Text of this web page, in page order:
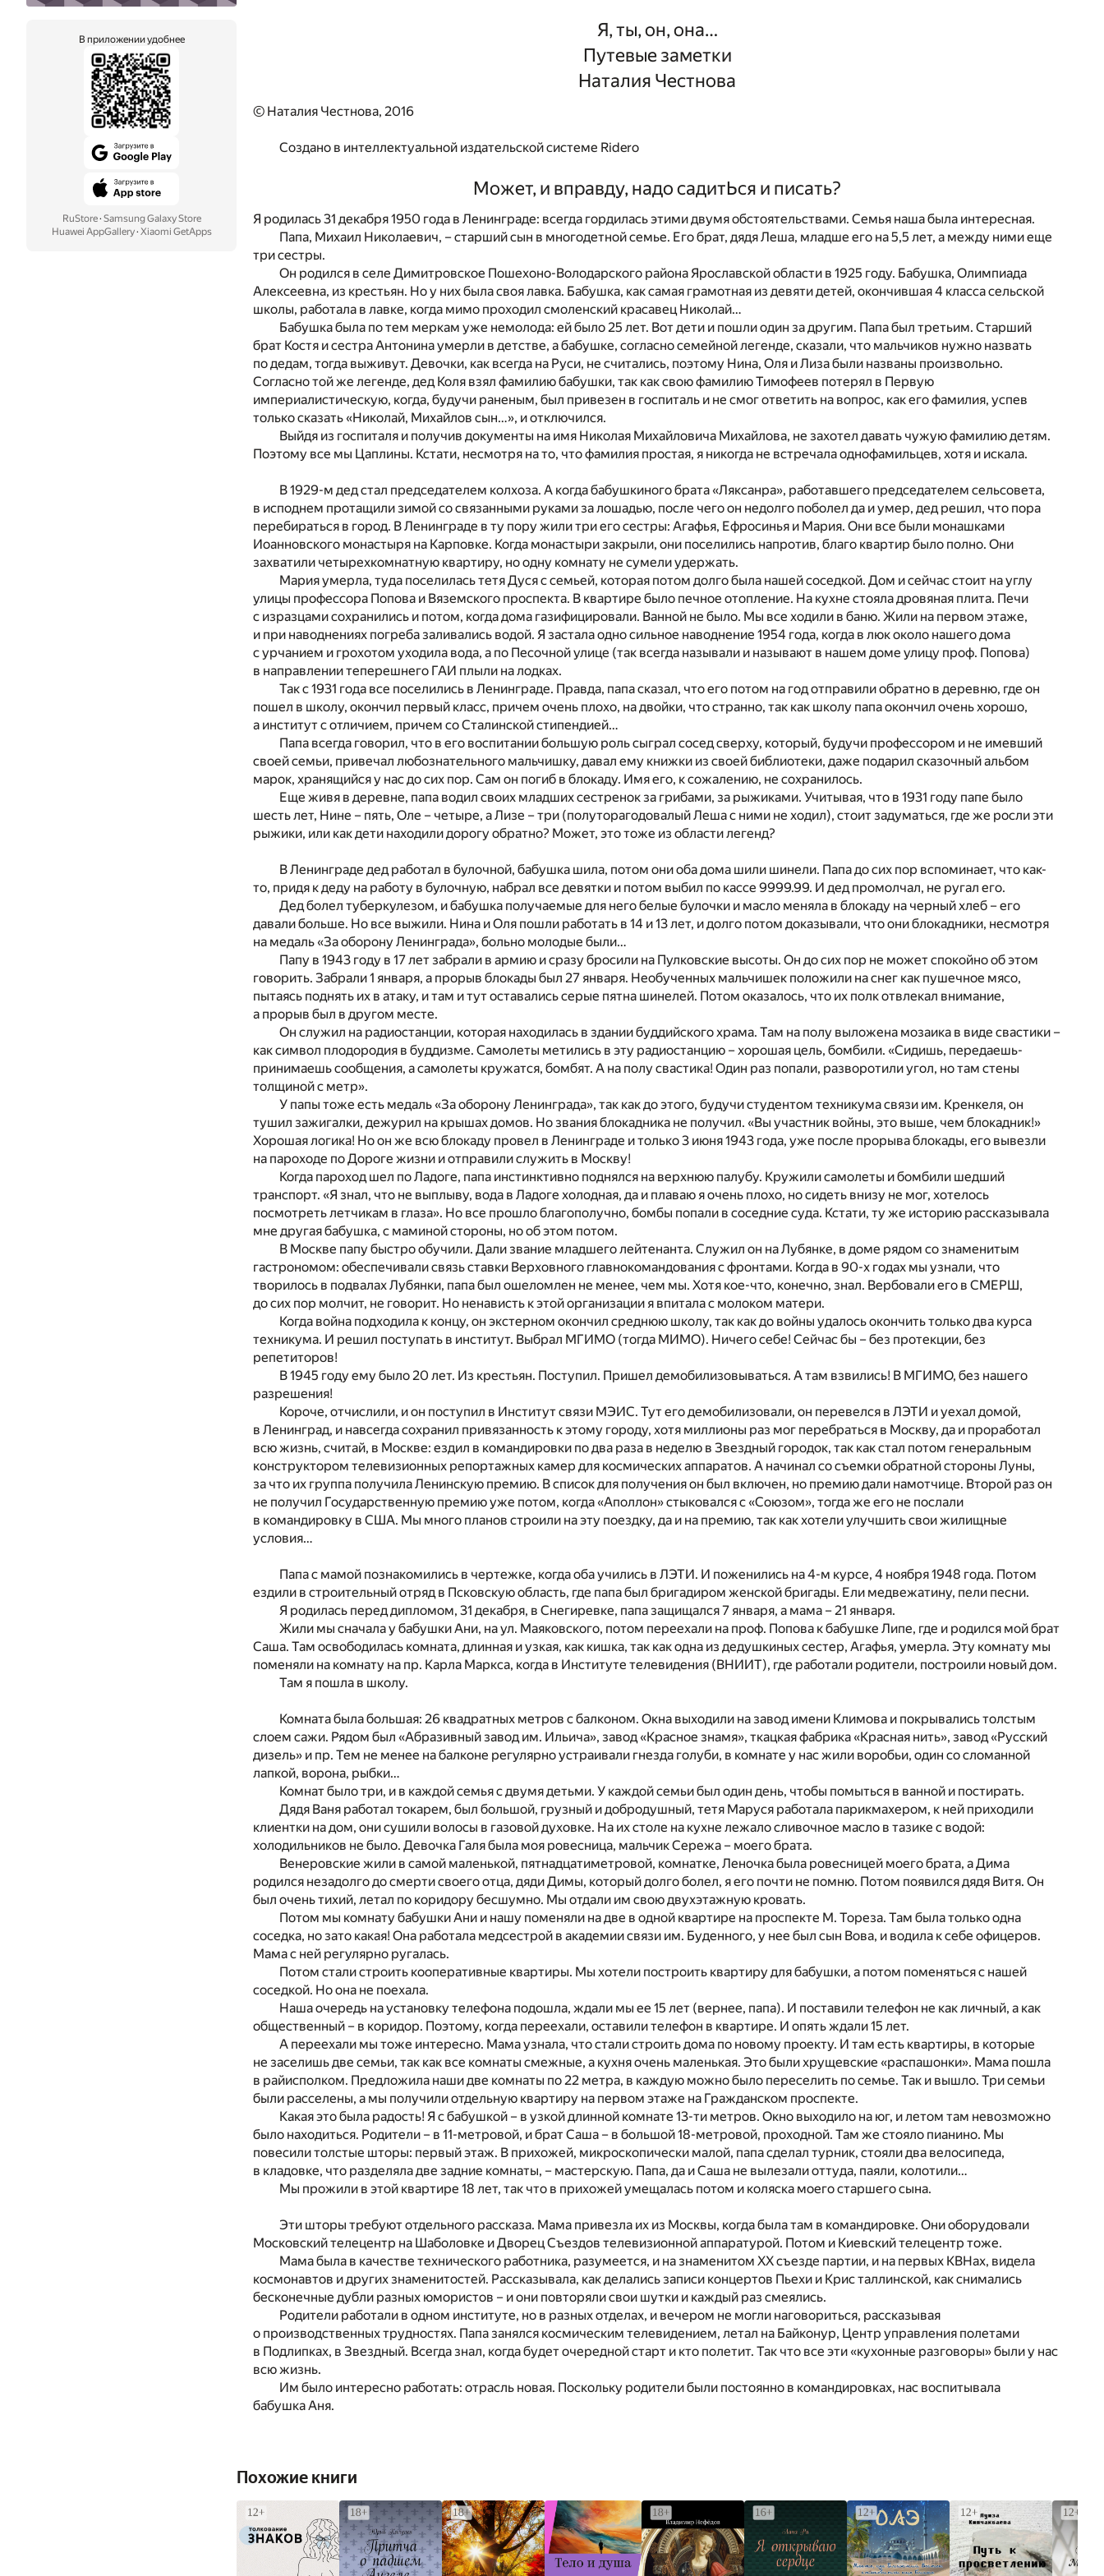
В приложении удобнее
RuStore· Samsung Galaxy Store
Huawei AppGallery· Xiaomi GetApps
Я, ты, он, она…
Путевые заметки
Наталия Честнова
© Наталия Честнова, 2016
Создано в интеллектуальной издательской системе Ridero
Может, и вправду, надо садитЬся и писать?
Я родилась 31 декабря 1950 года в Ленинграде: всегда гордилась этими двумя обстоятельствами. Семья наша была интересная.
Папа, Михаил Николаевич, – старший сын в многодетной семье. Его брат, дядя Леша, младше его на 5,5 лет, а между ними еще
три сестры.
Он родился в селе Димитровское Пошехоно-Володарского района Ярославской области в 1925 году. Бабушка, Олимпиада
Алексеевна, из крестьян. Но у них была своя лавка. Бабушка, как самая грамотная из девяти детей, окончившая 4 класса сельской
школы, работала в лавке, когда мимо проходил смоленский красавец Николай…
Бабушка была по тем меркам уже немолода: ей было 25 лет. Вот дети и пошли один за другим. Папа был третьим. Старший
брат Костя и сестра Антонина умерли в детстве, а бабушке, согласно семейной легенде, сказали, что мальчиков нужно назвать
по дедам, тогда выживут. Девочки, как всегда на Руси, не считались, поэтому Нина, Оля и Лиза были названы произвольно.
Согласно той же легенде, дед Коля взял фамилию бабушки, так как свою фамилию Тимофеев потерял в Первую
империалистическую, когда, будучи раненым, был привезен в госпиталь и не смог ответить на вопрос, как его фамилия, успев
только сказать «Николай, Михайлов сын…», и отключился.
Выйдя из госпиталя и получив документы на имя Николая Михайловича Михайлова, не захотел давать чужую фамилию детям.
Поэтому все мы Цаплины. Кстати, несмотря на то, что фамилия простая, я никогда не встречала однофамильцев, хотя и искала.
В 1929-м дед стал председателем колхоза. А когда бабушкиного брата «Ляксанра», работавшего председателем сельсовета,
в исподнем протащили зимой со связанными руками за лошадью, после чего он недолго поболел да и умер, дед решил, что пора
перебираться в город. В Ленинграде в ту пору жили три его сестры: Агафья, Ефросинья и Мария. Они все были монашками
Иоанновского монастыря на Карповке. Когда монастыри закрыли, они поселились напротив, благо квартир было полно. Они
захватили четырехкомнатную квартиру, но одну комнату не сумели удержать.
Мария умерла, туда поселилась тетя Дуся с семьей, которая потом долго была нашей соседкой. Дом и сейчас стоит на углу
улицы профессора Попова и Вяземского проспекта. В квартире было печное отопление. На кухне стояла дровяная плита. Печи
с изразцами сохранились и потом, когда дома газифицировали. Ванной не было. Мы все ходили в баню. Жили на первом этаже,
и при наводнениях погреба заливались водой. Я застала одно сильное наводнение 1954 года, когда в люк около нашего дома
с урчанием и грохотом уходила вода, а по Песочной улице (так всегда называли и называют в нашем доме улицу проф. Попова)
в направлении теперешнего ГАИ плыли на лодках.
Так с 1931 года все поселились в Ленинграде. Правда, папа сказал, что его потом на год отправили обратно в деревню, где он
пошел в школу, окончил первый класс, причем очень плохо, на двойки, что странно, так как школу папа окончил очень хорошо,
а институт с отличием, причем со Сталинской стипендией…
Папа всегда говорил, что в его воспитании большую роль сыграл сосед сверху, который, будучи профессором и не имевший
своей семьи, привечал любознательного мальчишку, давал ему книжки из своей библиотеки, даже подарил сказочный альбом
марок, хранящийся у нас до сих пор. Сам он погиб в блокаду. Имя его, к сожалению, не сохранилось.
Еще живя в деревне, папа водил своих младших сестренок за грибами, за рыжиками. Учитывая, что в 1931 году папе было
шесть лет, Нине – пять, Оле – четыре, а Лизе – три (полуторагодовалый Леша с ними не ходил), стоит задуматься, где же росли эти
рыжики, или как дети находили дорогу обратно? Может, это тоже из области легенд?
В Ленинграде дед работал в булочной, бабушка шила, потом они оба дома шили шинели. Папа до сих пор вспоминает, что как-
то, придя к деду на работу в булочную, набрал все девятки и потом выбил по кассе 9999.99. И дед промолчал, не ругал его.
Дед болел туберкулезом, и бабушка получаемые для него белые булочки и масло меняла в блокаду на черный хлеб – его
давали больше. Но все выжили. Нина и Оля пошли работать в 14 и 13 лет, и долго потом доказывали, что они блокадники, несмотря
на медаль «За оборону Ленинграда», больно молодые были…
Папу в 1943 году в 17 лет забрали в армию и сразу бросили на Пулковские высоты. Он до сих пор не может спокойно об этом
говорить. Забрали 1 января, а прорыв блокады был 27 января. Необученных мальчишек положили на снег как пушечное мясо,
пытаясь поднять их в атаку, и там и тут оставались серые пятна шинелей. Потом оказалось, что их полк отвлекал внимание,
а прорыв был в другом месте.
Он служил на радиостанции, которая находилась в здании буддийского храма. Там на полу выложена мозаика в виде свастики –
как символ плодородия в буддизме. Самолеты метились в эту радиостанцию – хорошая цель, бомбили. «Сидишь, передаешь-
принимаешь сообщения, а самолеты кружатся, бомбят. А на полу свастика! Один раз попали, разворотили угол, но там стены
толщиной с метр».
У папы тоже есть медаль «За оборону Ленинграда», так как до этого, будучи студентом техникума связи им. Кренкеля, он
тушил зажигалки, дежурил на крышах домов. Но звания блокадника не получил. «Вы участник войны, это выше, чем блокадник!»
Хорошая логика! Но он же всю блокаду провел в Ленинграде и только 3 июня 1943 года, уже после прорыва блокады, его вывезли
на пароходе по Дороге жизни и отправили служить в Москву!
Когда пароход шел по Ладоге, папа инстинктивно поднялся на верхнюю палубу. Кружили самолеты и бомбили шедший
транспорт. «Я знал, что не выплыву, вода в Ладоге холодная, да и плаваю я очень плохо, но сидеть внизу не мог, хотелось
посмотреть летчикам в глаза». Но все прошло благополучно, бомбы попали в соседние суда. Кстати, ту же историю рассказывала
мне другая бабушка, с маминой стороны, но об этом потом.
В Москве папу быстро обучили. Дали звание младшего лейтенанта. Служил он на Лубянке, в доме рядом со знаменитым
гастрономом: обеспечивали связь ставки Верховного главнокомандования с фронтами. Когда в 90-х годах мы узнали, что
творилось в подвалах Лубянки, папа был ошеломлен не менее, чем мы. Хотя кое-что, конечно, знал. Вербовали его в СМЕРШ,
до сих пор молчит, не говорит. Но ненависть к этой организации я впитала с молоком матери.
Когда война подходила к концу, он экстерном окончил среднюю школу, так как до войны удалось окончить только два курса
техникума. И решил поступать в институт. Выбрал МГИМО (тогда МИМО). Ничего себе! Сейчас бы – без протекции, без
репетиторов!
В 1945 году ему было 20 лет. Из крестьян. Поступил. Пришел демобилизовываться. А там взвились! В МГИМО, без нашего
разрешения!
Короче, отчислили, и он поступил в Институт связи МЭИС. Тут его демобилизовали, он перевелся в ЛЭТИ и уехал домой,
в Ленинград, и навсегда сохранил привязанность к этому городу, хотя миллионы раз мог перебраться в Москву, да и проработал
всю жизнь, считай, в Москве: ездил в командировки по два раза в неделю в Звездный городок, так как стал потом генеральным
конструктором телевизионных репортажных камер для космических аппаратов. А начинал со съемки обратной стороны Луны,
за что их группа получила Ленинскую премию. В список для получения он был включен, но премию дали намотчице. Второй раз он
не получил Государственную премию уже потом, когда «Аполлон» стыковался с «Союзом», тогда же его не послали
в командировку в США. Мы много планов строили на эту поездку, да и на премию, так как хотели улучшить свои жилищные
условия…
Папа с мамой познакомились в чертежке, когда оба учились в ЛЭТИ. И поженились на 4-м курсе, 4 ноября 1948 года. Потом
ездили в строительный отряд в Псковскую область, где папа был бригадиром женской бригады. Ели медвежатину, пели песни.
Я родилась перед дипломом, 31 декабря, в Снегиревке, папа защищался 7 января, а мама – 21 января.
Жили мы сначала у бабушки Ани, на ул. Маяковского, потом переехали на проф. Попова к бабушке Липе, где и родился мой брат
Саша. Там освободилась комната, длинная и узкая, как кишка, так как одна из дедушкиных сестер, Агафья, умерла. Эту комнату мы
поменяли на комнату на пр. Карла Маркса, когда в Институте телевидения (ВНИИТ), где работали родители, построили новый дом.
Там я пошла в школу.
Комната была большая: 26 квадратных метров с балконом. Окна выходили на завод имени Климова и покрывались толстым
слоем сажи. Рядом был «Абразивный завод им. Ильича», завод «Красное знамя», ткацкая фабрика «Красная нить», завод «Русский
дизель» и пр. Тем не менее на балконе регулярно устраивали гнезда голуби, в комнате у нас жили воробьи, один со сломанной
лапкой, ворона, рыбки…
Комнат было три, и в каждой семья с двумя детьми. У каждой семьи был один день, чтобы помыться в ванной и постирать.
Дядя Ваня работал токарем, был большой, грузный и добродушный, тетя Маруся работала парикмахером, к ней приходили
клиентки на дом, они сушили волосы в газовой духовке. На их столе на кухне лежало сливочное масло в тазике с водой:
холодильников не было. Девочка Галя была моя ровесница, мальчик Сережа – моего брата.
Венеровские жили в самой маленькой, пятнадцатиметровой, комнатке, Леночка была ровесницей моего брата, а Дима
родился незадолго до смерти своего отца, дяди Димы, который долго болел, я его почти не помню. Потом появился дядя Витя. Он
был очень тихий, летал по коридору бесшумно. Мы отдали им свою двухэтажную кровать.
Потом мы комнату бабушки Ани и нашу поменяли на две в одной квартире на проспекте М. Тореза. Там была только одна
соседка, но зато какая! Она работала медсестрой в академии связи им. Буденного, у нее был сын Вова, и водила к себе офицеров.
Мама с ней регулярно ругалась.
Потом стали строить кооперативные квартиры. Мы хотели построить квартиру для бабушки, а потом поменяться с нашей
соседкой. Но она не поехала.
Наша очередь на установку телефона подошла, ждали мы ее 15 лет (вернее, папа). И поставили телефон не как личный, а как
общественный – в коридор. Поэтому, когда переехали, оставили телефон в квартире. И опять ждали 15 лет.
А переехали мы тоже интересно. Мама узнала, что стали строить дома по новому проекту. И там есть квартиры, в которые
не заселишь две семьи, так как все комнаты смежные, а кухня очень маленькая. Это были хрущевские «распашонки». Мама пошла
в райисполком. Предложила наши две комнаты по 22 метра, в каждую можно было переселить по семье. Так и вышло. Три семьи
были расселены, а мы получили отдельную квартиру на первом этаже на Гражданском проспекте.
Какая это была радость! Я с бабушкой – в узкой длинной комнате 13-ти метров. Окно выходило на юг, и летом там невозможно
было находиться. Родители – в 11-метровой, и брат Саша – в большой 18-метровой, проходной. Там же стояло пианино. Мы
повесили толстые шторы: первый этаж. В прихожей, микроскопически малой, папа сделал турник, стояли два велосипеда,
в кладовке, что разделяла две задние комнаты, – мастерскую. Папа, да и Саша не вылезали оттуда, паяли, колотили…
Мы прожили в этой квартире 18 лет, так что в прихожей умещалась потом и коляска моего старшего сына.
Эти шторы требуют отдельного рассказа. Мама привезла их из Москвы, когда была там в командировке. Они оборудовали
Московский телецентр на Шаболовке и Дворец Съездов телевизионной аппаратурой. Потом и Киевский телецентр тоже.
Мама была в качестве технического работника, разумеется, и на знаменитом ХХ съезде партии, и на первых КВНах, видела
космонавтов и других знаменитостей. Рассказывала, как делались записи концертов Пьехи и Крис таллинской, как снимались
бесконечные дубли разных юмористов – и они повторяли свои шутки и каждый раз смеялись.
Родители работали в одном институте, но в разных отделах, и вечером не могли наговориться, рассказывая
о производственных трудностях. Папа занялся космическим телевидением, летал на Байконур, Центр управления полетами
в Подлипках, в Звездный. Всегда знал, когда будет очередной старт и кто полетит. Так что все эти «кухонные разговоры» были у нас
всю жизнь.
Им было интересно работать: отрасль новая. Поскольку родители были постоянно в командировках, нас воспитывала
бабушка Аня.
Похожие книги